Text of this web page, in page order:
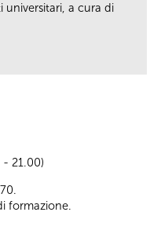
a cura di
21.00)
formazione.